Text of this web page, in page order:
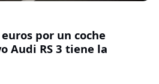
por un coche
Audi RS 3 tiene la